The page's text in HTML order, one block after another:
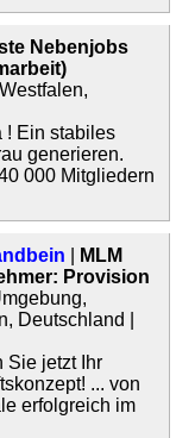
Nebenjobs
! Ein stabiles
generieren.
000 Mitgliedern
MLM
Provision
Deutschland |
Sie jetzt Ihr
... von
erfolgreich im